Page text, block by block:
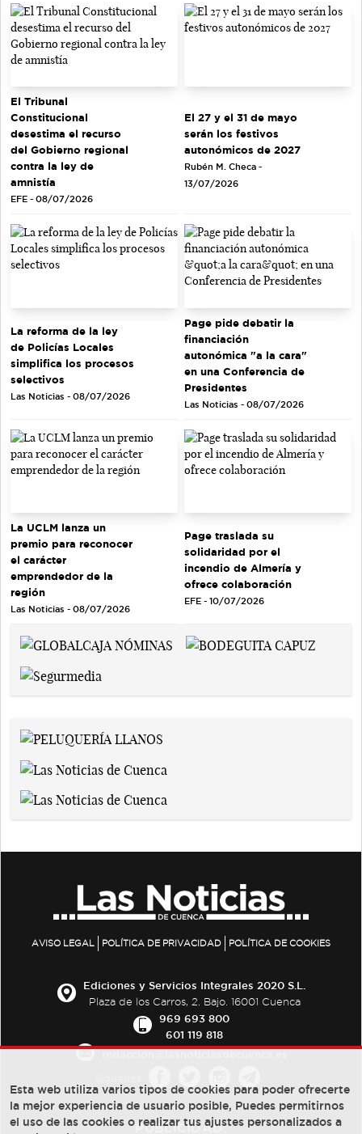
El Tribunal
Constitucional
desestima el recurso
del Gobierno regional
contra la ley de
amnistía
EFE - 08/07/2026
El 27 y el 31 de mayo
serán los festivos
autonómicos de 2027
Rubén M. Checa -
13/07/2026
La reforma de la ley
de Policías Locales
simplifica los procesos
selectivos
Las Noticias - 08/07/2026
Page pide debatir la
financiación
autonómica "a la cara"
en una Conferencia de
Presidentes
Las Noticias - 08/07/2026
La UCLM lanza un
premio para reconocer
el carácter
emprendedor de la
región
Las Noticias - 08/07/2026
Page traslada su
solidaridad por el
incendio de Almería y
ofrece colaboración
EFE - 10/07/2026
AVISO LEGAL POLÍTICA DE PRIVACIDAD POLÍTICA DE COOKIES
Ediciones y Servicios Integrales 2020 S.L.
Plaza de los Carros, 2. Bajo. 16001 Cuenca
969 693 800
601 119 818
PUBLICIDAD:
Esta web utiliza varios tipos de cookies para poder ofrecerte
la mejor experiencia de usuario posible, Puedes permitirnos
el uso de las cookies o realizar tus ajustes personalizados a